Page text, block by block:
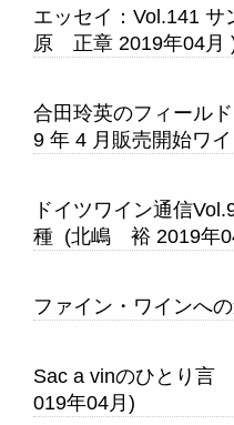
エッセイ：Vol.141
原 正章 2019年04月
合田玲英のフィール
9 年 4 月販売開始ワ
ドイツワイン通信
種 (北嶋 裕 2019年
ファイン・ワインへ
Sac a vinのひとり言
019年04月)